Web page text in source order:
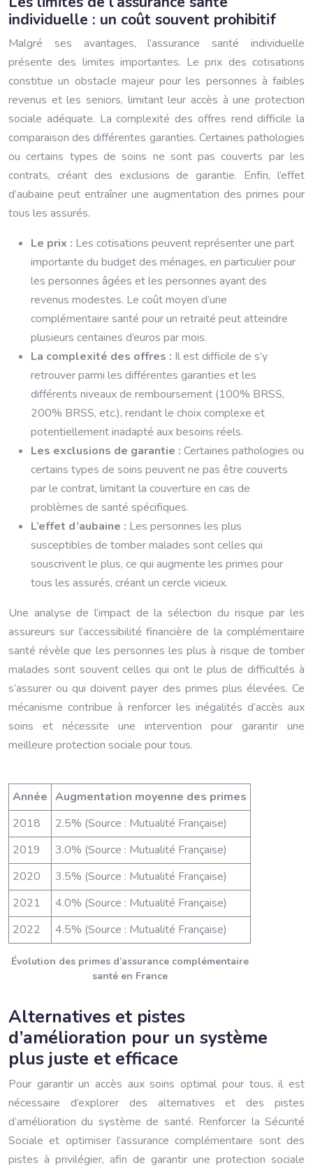
individuelle : un coût souvent prohibitif
Malgré ses avantages, l’assurance santé individuelle
présente des limites importantes. Le prix des cotisations
constitue un obstacle majeur pour les personnes à faibles
revenus et les seniors, limitant leur accès à une protection
sociale adéquate. La complexité des offres rend difficile la
comparaison des différentes garanties. Certaines pathologies
ou certains types de soins ne sont pas couverts par les
contrats, créant des exclusions de garantie. Enfin, l’effet
d’aubaine peut entraîner une augmentation des primes pour
tous les assurés.
Le prix : Les cotisations peuvent représenter une part
importante du budget des ménages, en particulier pour
les personnes âgées et les personnes ayant des
revenus modestes. Le coût moyen d’une
complémentaire santé pour un retraité peut atteindre
plusieurs centaines d’euros par mois.
La complexité des offres : Il est difficile de s’y
retrouver parmi les différentes garanties et les
différents niveaux de remboursement (100% BRSS,
200% BRSS, etc.), rendant le choix complexe et
potentiellement inadapté aux besoins réels.
Les exclusions de garantie : Certaines pathologies ou
certains types de soins peuvent ne pas être couverts
par le contrat, limitant la couverture en cas de
problèmes de santé spécifiques.
L’effet d’aubaine : Les personnes les plus
susceptibles de tomber malades sont celles qui
souscrivent le plus, ce qui augmente les primes pour
tous les assurés, créant un cercle vicieux.
Une analyse de l’impact de la sélection du risque par les
assureurs sur l’accessibilité financière de la complémentaire
santé révèle que les personnes les plus à risque de tomber
malades sont souvent celles qui ont le plus de difficultés à
s’assurer ou qui doivent payer des primes plus élevées. Ce
mécanisme contribue à renforcer les inégalités d’accès aux
soins et nécessite une intervention pour garantir une
meilleure protection sociale pour tous.
Évolution des primes d’assurance complémentaire
santé en France
Année Augmentation moyenne des primes
2018
2.5% (Source : Mutualité Française)
2019
3.0% (Source : Mutualité Française)
2020
3.5% (Source : Mutualité Française)
2021
4.0% (Source : Mutualité Française)
2022
4.5% (Source : Mutualité Française)
Alternatives et pistes
d’amélioration pour un système
plus juste et efficace
Pour garantir un accès aux soins optimal pour tous, il est
nécessaire d’explorer des alternatives et des pistes
d’amélioration du système de santé. Renforcer la Sécurité
Sociale et optimiser l’assurance complémentaire sont des
pistes à privilégier, afin de garantir une protection sociale